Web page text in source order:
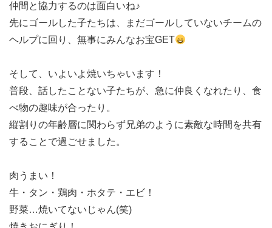
仲間と協力するのは面白いね♪
先にゴールした子たちは、まだゴールしていないチームの
ヘルプに回り、無事にみんなお宝GET
そして、いよいよ焼いちゃいます！
普段、話したことない子たちが、急に仲良くなれたり、食
べ物の趣味が合ったり。
縦割りの年齢層に関わらず兄弟のように素敵な時間を共有
することで過ごせました。
肉うまい！
牛・タン・鶏肉・ホタテ・エビ！
野菜…焼いてないじゃん(笑)